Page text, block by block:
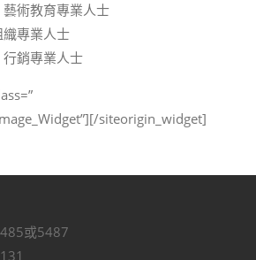
術教育專業人士
專業人士
銷專業人士
[/siteorigin_widget]
或5487